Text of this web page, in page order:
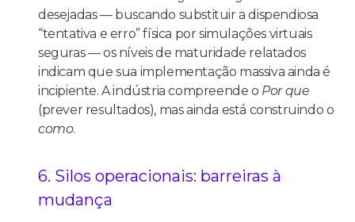
desejadas — buscando substituir a dispendiosa
“tentativa e erro” física por simulações virtuais
seguras — os níveis de maturidade relatados
indicam que sua implementação massiva ainda é
incipiente. A indústria compreende o Por que
(prever resultados), mas ainda está construindo o
como.
6. Silos operacionais: barreiras à
mudança